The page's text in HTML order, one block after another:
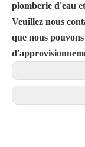
plomberie d'eau
Veuillez nous
que nous